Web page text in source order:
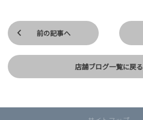
前の記事へ
店舗ブログ一覧に戻る